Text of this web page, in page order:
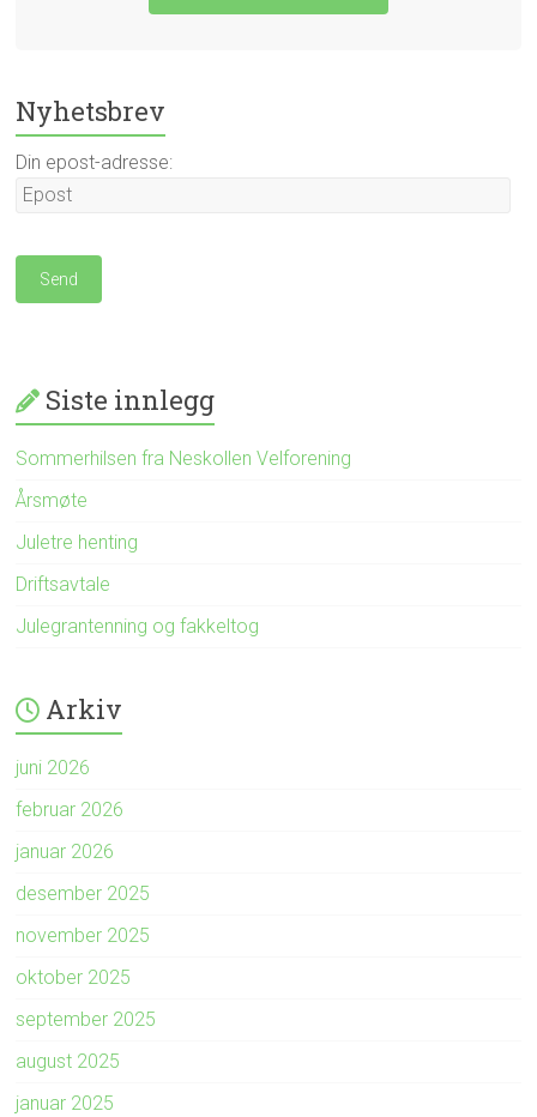
Nyhetsbrev
Din epost-adresse:
Siste innlegg
Sommerhilsen fra Neskollen Velforening
Årsmøte
Juletre henting
Driftsavtale
Julegrantenning og fakkeltog
Arkiv
juni 2026
februar 2026
januar 2026
desember 2025
november 2025
oktober 2025
september 2025
august 2025
januar 2025